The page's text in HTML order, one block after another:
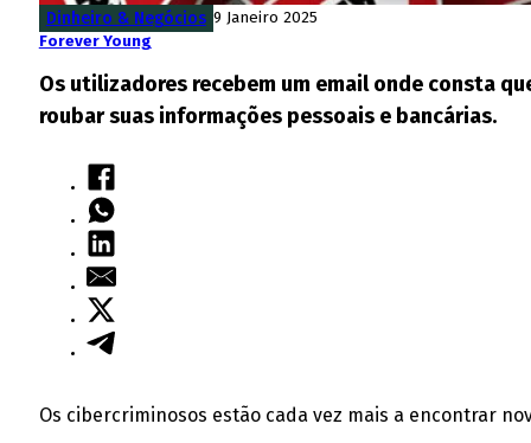
Dinheiro & Negócios 9 Janeiro 2025
Forever Young
Os utilizadores recebem um email onde consta
roubar suas informações pessoais e bancárias.
Os cibercriminosos estão cada vez mais a encontrar